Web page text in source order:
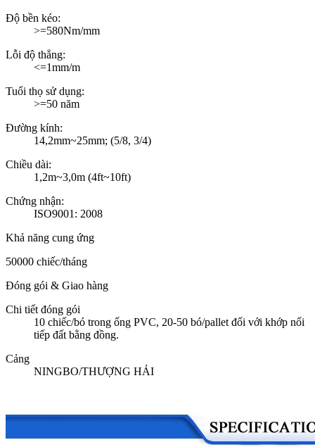
Độ bền kéo:
>=580Nm/mm
Lỗi độ thẳng:
<=1mm/m
Tuổi thọ sử dụng:
>=50 năm
Đường kính:
14,2mm~25mm; (5/8, 3/4)
Chiều dài:
1,2m~3,0m (4ft~10ft)
Chứng nhận:
ISO9001: 2008
Khả năng cung ứng
50000 chiếc/tháng
Đóng gói & Giao hàng
Chi tiết đóng gói
10 chiếc/bó trong ống PVC, 20-50 bó/pallet đối với khớp nối
tiếp đất bằng đồng.
Cảng
NINGBO/THƯỢNG HẢI